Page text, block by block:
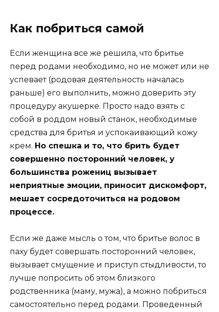
Как побриться самой
Если женщина все же решила, что бритье
перед родами необходимо, но не может или не
успевает (родовая деятельность началась
раньше) его выполнить, можно доверить эту
процедуру акушерке. Просто надо взять с
собой в роддом новый станок, необходимые
средства для бритья и успокаивающий кожу
крем. Но спешка и то, что брить будет
совершенно посторонний человек, у
большинства рожениц вызывает
неприятные эмоции, приносит дискомфорт,
мешает сосредоточиться на родовом
процессе.
Если же даже мысль о том, что бритье волос в
паху будет совершать посторонний человек,
вызывает смущение и приступ стыдливости, то
лучше попросить об этом близкого
родственника (маму, мужа), а можно побриться
самостоятельно перед родами. Проведенный